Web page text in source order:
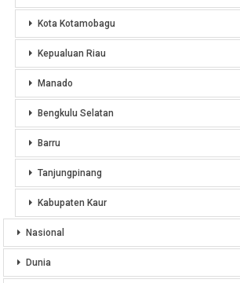
Kota Kotamobagu
Kepualuan Riau
Manado
Bengkulu Selatan
Barru
Tanjungpinang
Kabupaten Kaur
Nasional
Dunia